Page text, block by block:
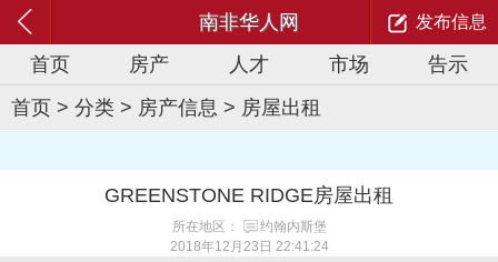
南非华人网 发布信息
首页 房产 人才 市场
告示
首页 > 分类 > 房产信息 > 房屋出租
GREENSTONE RIDGE房屋出租
所在地区：
约翰内斯堡
2018年12月23日 22:41:24